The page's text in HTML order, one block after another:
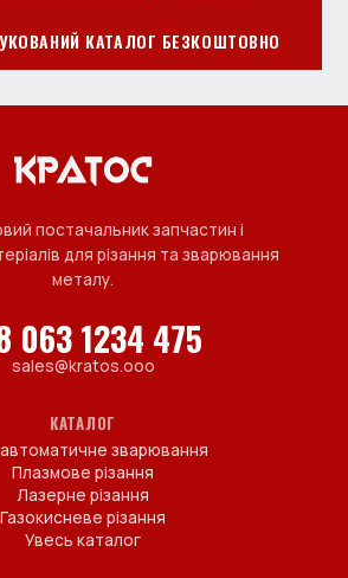
КАТАЛОГ БЕЗКОШТОВНО
постачальник запчастин і
для різання та зварювання
металу.
063 1234 475
sales@kratos.ooo
КАТАЛОГ
зварювання
Плазмове різання
Лазерне різання
Газокисневе різання
Увесь каталог